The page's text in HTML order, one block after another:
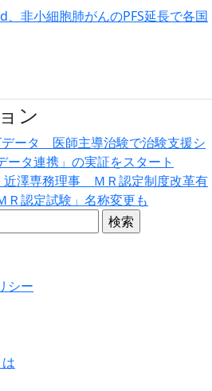
非小細胞肺がんのPFS延長で各国
ン
ータ 医師主導治験で治験支援シ
ータ連携」の実証をスタート
近澤専務理事 ＭＲ認定制度改革有
認定試験」名称変更も
シー